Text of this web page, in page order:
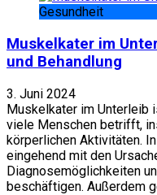
Gesundheit
Muskelkater im
und Behandlung
3. Juni 2024
Muskelkater im Unterleib
viele Menschen betrifft,
körperlichen Aktivitäten.
eingehend mit den
Diagnosemöglichkeiten
beschäftigen. Außerdem